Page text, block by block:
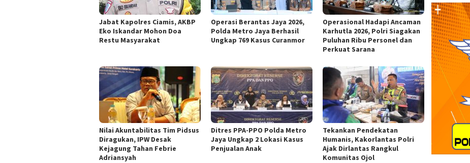
Jabat Kapolres Ciamis, AKBP
Eko Iskandar Mohon Doa
Restu Masyarakat
Operasi Berantas Jaya 2026,
Polda Metro Jaya Berhasil
Ungkap 769 Kasus Curanmor
Operasional Hadapi Ancaman
Karhutla 2026, Polri Siagakan
Puluhan Ribu Personel dan
Perkuat Sarana
Nilai Akuntabilitas Tim Pidsus
Diragukan, IPW Desak
Kejagung Tahan Febrie
Adriansyah
Ditres PPA-PPO Polda Metro
Jaya Ungkap 2 Lokasi Kasus
Penjualan Anak
Tekankan Pendekatan
Humanis, Kakorlantas Polri
Ajak Dirlantas Rangkul
Komunitas Ojol